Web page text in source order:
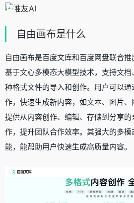
自由画布是什么
自由画布是百度文库和百度网盘联合推
基于文心多模态大模型技术，支持文
种格式文件的导入和创作。用户可以通
作，快速生成新内容，如文本、图片
提供从内容创作、编辑、存储到分享
作，提升团队合作效率。其强大的多
能，能帮助用户快速生成高质量内容。